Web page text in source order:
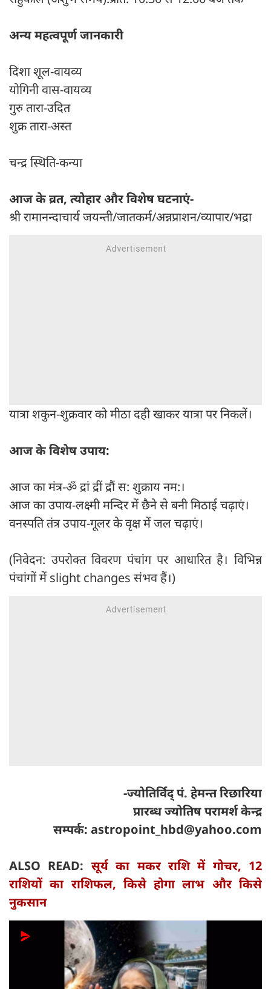
अन्य महत्वपूर्ण जानकारी
दिशा शूल-वायव्य
योगिनी वास-वायव्य
गुरु तारा-उदित
शुक्र तारा-अस्त
चन्द्र स्थिति-कन्या
आज के व्रत, त्योहार और विशेष घटनाएं-
श्री रामानन्दाचार्य जयन्ती/जातकर्म/अन्नप्राशन/व्यापार/भद्रा
यात्रा शकुन-शुक्रवार को मीठा दही खाकर यात्रा पर निकलें।
आज के विशेष उपाय:
आज का मंत्र-ॐ द्रां द्रीं द्रौं स: शुक्राय नम:।
आज का उपाय-लक्ष्मी मन्दिर में छैने से बनी मिठाई चढ़ाएं।
वनस्पति तंत्र उपाय-गूलर के वृक्ष में जल चढ़ाएं।
(निवेदन: उपरोक्त विवरण पंचांग पर आधारित है। विभिन्न
पंचांगों में slight changes संभव हैं।)
-ज्योतिर्विद् पं. हेमन्त रिछारिया
प्रारब्ध ज्योतिष परामर्श केन्द्र
सम्पर्क: astropoint_hbd@yahoo.com
ALSO READ: सूर्य का मकर राशि में गोचर, 12
राशियों का राशिफल, किसे होगा लाभ और किसे
नुकसान